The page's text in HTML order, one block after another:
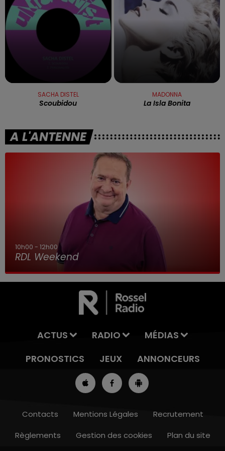
7h00 - 10h00
SACHA DISTEL
Scoubidou
MADONNA
La Isla Bonita
A L'ANTENNE
10h00 - 12h00
RDL Weekend
ACTUS RADIO
MÉDIAS
PRONOSTICS
JEUX ANNONCEURS
Contacts Mentions Légales
Recrutement
Règlements
Gestion des cookies Plan du site